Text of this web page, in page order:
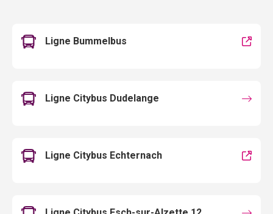
Ligne Bummelbus
Ligne Citybus Dudelange
Ligne Citybus Echternach